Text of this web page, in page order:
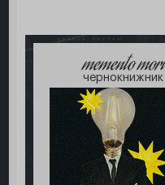
memento mori
чернокнижник